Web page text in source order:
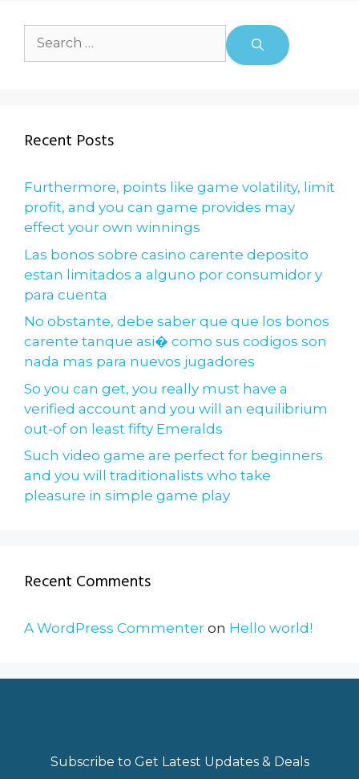
Recent Posts
Furthermore, points like game volatility, limit
profit, and you can game provides may
effect your own winnings
Las bonos sobre casino carente deposito
estan limitados a alguno por consumidor y
para cuenta
No obstante, debe saber que que los bonos
carente tanque asi� como sus codigos son
nada mas para nuevos jugadores
So you can get, you really must have a
verified account and you will an equilibrium
out-of on least fifty Emeralds
Such video game are perfect for beginners
and you will traditionalists who take
pleasure in simple game play
Recent Comments
A WordPress Commenter on Hello world!
Subscribe to Get Latest Updates & Deals